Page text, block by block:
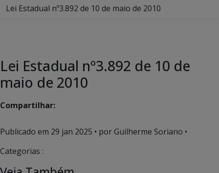
Lei Estadual nº3.892 de 10 de maio de 2010
Lei Estadual nº3.892 de 10 de
maio de 2010
Compartilhar:
Publicado em 29 jan 2025 • por Guilherme Soriano •
Categorias :